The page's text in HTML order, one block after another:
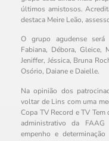
últimos amistosos.
destaca Meire Leão,
O grupo agudense
Fabiana, Débora, Gleice,
Jeniffer, Jéssica, Bruna
Osório, Daiane e Daielle.
Na opinião dos
voltar de Lins com uma
Copa TV Record e TV
administrativo da
empenho e